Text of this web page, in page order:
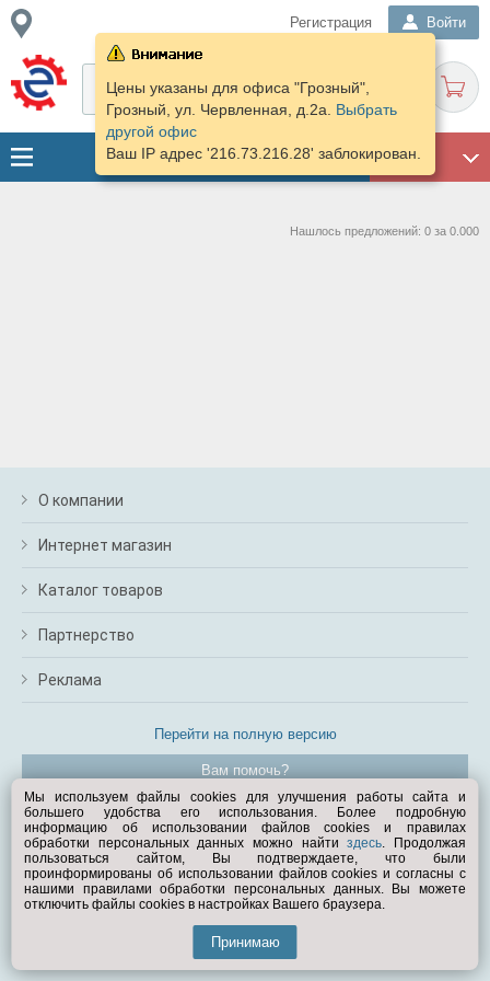
Регистрация Войти
ГАРАЖ
Цены указаны для офиса "Грозный",
Грозный, ул. Червленная, д.2а. Выбрать
другой офис
Ваш IP адрес '216.73.216.28' заблокирован.
Нашлось предложений: 0 за 0.000
О компании
Интернет магазин
Каталог товаров
Партнерство
Реклама
Перейти на полную версию
Вам помочь?
© Exist.ru 1998—2026
Мы используем файлы cookies для улучшения работы сайта и
большего удобства его использования. Более подробную
информацию об использовании файлов cookies и правилах
обработки персональных данных можно найтиздесь. Продолжая
пользоваться сайтом, Вы подтверждаете, что были
проинформированы об использовании файлов cookies и согласны с
нашими правилами обработки персональных данных. Вы можете
отключить файлы cookies в настройках Вашего браузера.
Принимаю